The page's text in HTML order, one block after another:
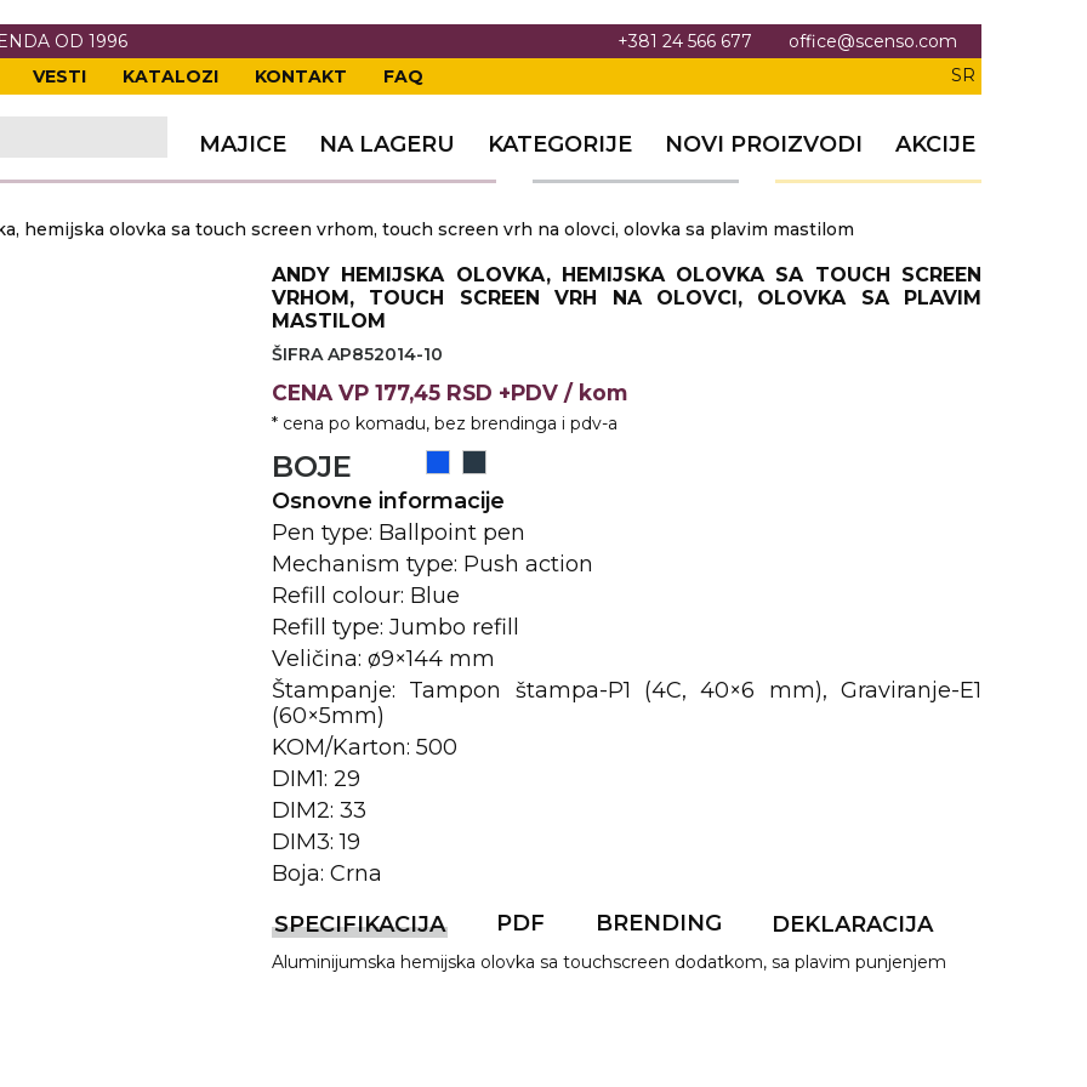
OD 1996 +381 24 566 677
office@scenso.com
VESTI KATALOZI KONTAKT FAQ SR
MAJICE NA LAGERU KATEGORIJE NOVI PROIZVODI AKCIJE
OPREMA
I PANOI
hemijska olovka sa touch screen vrhom, touch screen vrh na olovci, olovka sa plavim mastilom
ANDY HEMIJSKA OLOVKA, HEMIJSKA OLOVKA SA TOUCH SCREEN
VRHOM, TOUCH SCREEN VRH NA OLOVCI, OLOVKA SA PLAVIM
MASTILOM
ŠIFRA AP852014-10
CENA VP 177,45 RSD +PDV / kom
* cena po komadu, bez brendinga i pdv-a
BOJE
Osnovne informacije
Pen type: Ballpoint pen
Mechanism type: Push action
Refill colour: Blue
Refill type: Jumbo refill
Veličina: ø9×144 mm
Štampanje: Tampon štampa-P1 (4C, 40×6 mm), Graviranje-E1
(60×5mm)
KOM/Karton: 500
DIM1: 29
DIM2: 33
DIM3: 19
Boja: Crna
SPECIFIKACIJA
PDF BRENDING DEKLARACIJA
Aluminijumska hemijska olovka sa touchscreen dodatkom, sa plavim punjenjem